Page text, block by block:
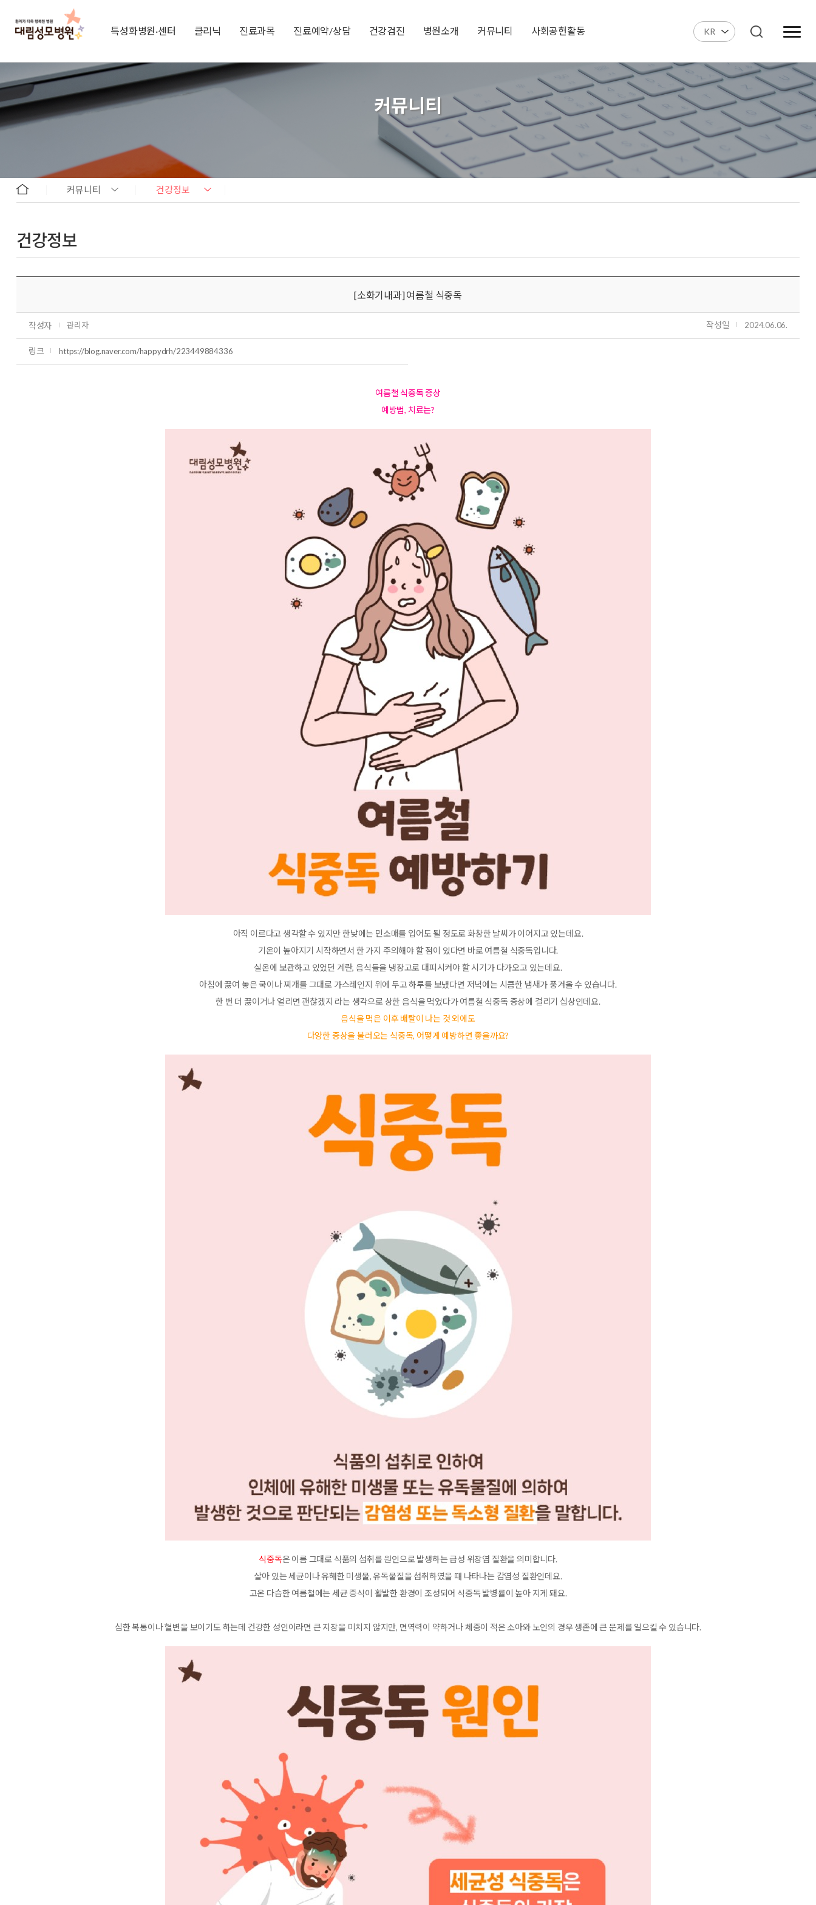
특성화병원·센터 클리닉 진료과목 진료예약/상담 건강검진 병원소개 커뮤니티 사회공헌활동 KR
커뮤니티
커뮤니티 건강정보
건강정보
[소화기내과] 여름철 식중독
작성자 관리자 작성일 2024.06.06.
링크 https://blog.naver.com/happydrh/223449884336
여름철 식중독 증상
예방법, 치료는?
아직 이르다고 생각할 수 있지만 한낮에는 민소매를 입어도 될 정도로 화창한 날씨가 이어지고 있는데요.
기온이 높아지기 시작하면서 한 가지 주의해야 할 점이 있다면 바로 여름철 식중독입니다.
실온에 보관하고 있었던 계란, 음식들을 냉장고로 대피시켜야 할 시기가 다가오고 있는데요.
아침에 끓여 놓은 국이나 찌개를 그대로 가스레인지 위에 두고 하루를 보냈다면 저녁에는 시큼한 냄새가 풍겨올 수 있습니다.
한 번 더 끓이거나 얼리면 괜찮겠지 라는 생각으로 상한 음식을 먹었다가 여름철 식중독 증상에 걸리기 십상인데요.
음식을 먹은 이후 배탈이 나는 것 외에도
다양한 증상을 불러오는 식중독, 어떻게 예방하면 좋을까요?
식중독은 이름 그대로 식품의 섭취를 원인으로 발생하는 급성 위장염 질환을 의미합니다.
살아 있는 세균이나 유해한 미생물, 유독물질을 섭취하였을 때 나타나는 감염성 질환인데요.
고온 다습한 여름철에는 세균 증식이 활발한 환경이 조성되어 식중독 발병률이 높아 지게 돼요.
심한 복통이나 혈변을 보이기도 하는데 건강한 성인이라면 큰 지장을 미치지 않지만, 면역력이 약하거나 체중이 적은 소아와 노인의 경우 생존에 큰 문제를 일으킬 수 있습니다.